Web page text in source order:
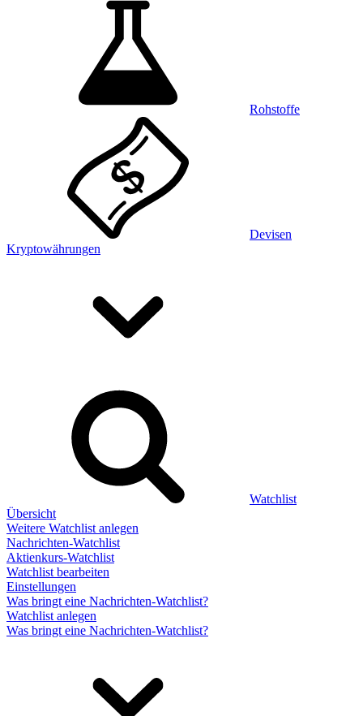
Rohstoffe
Devisen
Kryptowährungen
Watchlist
Übersicht
Weitere Watchlist anlegen
Nachrichten-Watchlist
Aktienkurs-Watchlist
Watchlist bearbeiten
Einstellungen
Was bringt eine Nachrichten-Watchlist?
Watchlist anlegen
Was bringt eine Nachrichten-Watchlist?